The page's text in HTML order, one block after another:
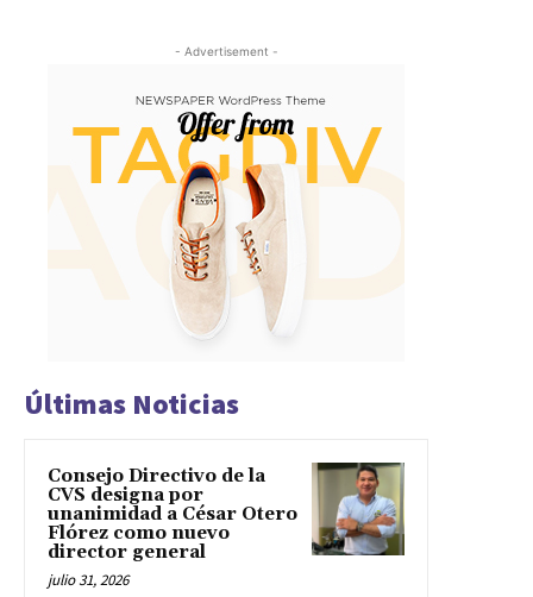
- Advertisement -
Últimas Noticias
Consejo Directivo de la
CVS designa por
unanimidad a César Otero
Flórez como nuevo
director general
julio 31, 2026